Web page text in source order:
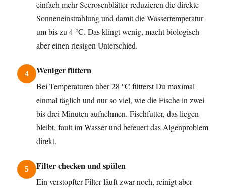
einfach mehr Seerosenblätter reduzieren die direkte
Sonneneinstrahlung und damit die Wassertemperatur
um bis zu 4 °C. Das klingt wenig, macht biologisch
aber einen riesigen Unterschied.
4 Weniger füttern
Bei Temperaturen über 28 °C fütterst Du maximal
einmal täglich und nur so viel, wie die Fische in zwei
bis drei Minuten aufnehmen. Fischfutter, das liegen
bleibt, fault im Wasser und befeuert das Algenproblem
direkt.
5 Filter checken und spülen
Ein verstopfter Filter läuft zwar noch, reinigt aber